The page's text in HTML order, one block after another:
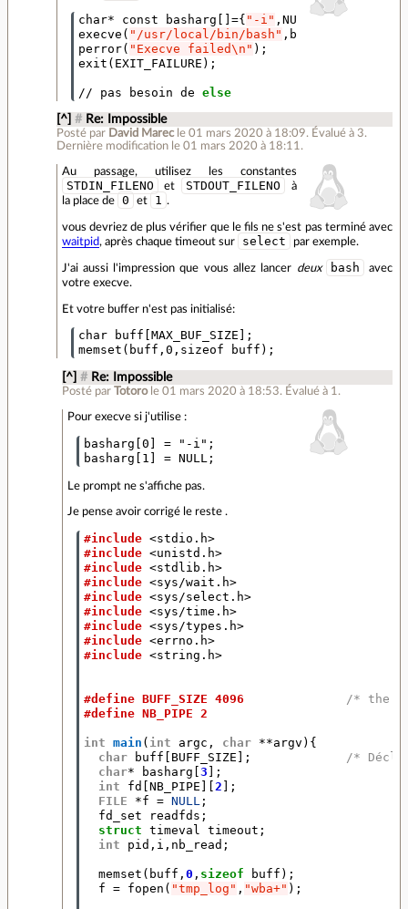
char* const basharg []={ "-i" ,NULL };
execve ( "/usr/local/bin/bash" ,basharg,NULL
perror( "Execve failed\n" ) ;
exit ( EXIT_FAILURE ) ;
// pas besoin de else
[^] # Re: Impossible
Posté par David Marec le 01 mars 2020 à 18:09.Évalué à 3.
Dernière modification le 01 mars 2020 à 18:11.
Au passage, utilisez les constantes
STDIN_FILENO et STDOUT_FILENO
à
la place de
0 et 1 .
vous devriez de plus vérifier que le fils ne s'est pas terminé avec
waitpid, après chaque timeout sur select par exemple.
J'ai aussi l'impression que vous allez lancer deux bash
avec
votre execve.
Et votre buffer n'est pas initialisé:
char buff[MAX_BUF_SIZE];
[^] # Re: Impossible
Posté par Totoro le 01 mars 2020 à 18:53. Évalué à 1 .
Pour execve si j'utilise :
basharg[0] = "-i";
Le prompt ne s'affiche pas.
Je pense avoir corrigé le reste .
#include <stdio.h>
#include <unistd.h>
#include <stdlib.h>
#include <sys/wait.h>
#include <sys/select.h>
#include <sys/time.h>
#include <sys/types.h>
#include <errno.h>
#include <string.h>
#define BUFF_SIZE 4096 /* the
#define NB_PIPE 2
int main ( int argc , char **argv ){
char
buff BUFF_SIZE ];
/*
char* basharg [3 ];
int
fd [NB_PIPE ][2 ];
FILE
*f = NULL ;
fd_set
readfds ;
struct
timeval timeout ;
int
pid , i , nb_read ;
memset ( buff ,0 , sizeof buff );
f
= fopen ( "tmp_log" , "wba+" );